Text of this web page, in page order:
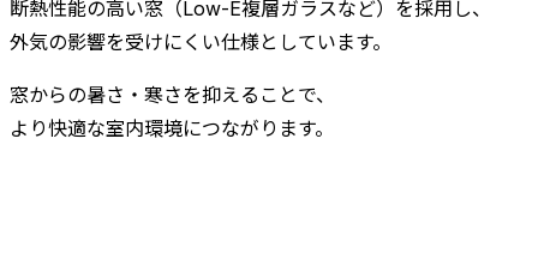
断熱性能の高い窓（Low-E複層ガラスなど）を採用し、
外気の影響を受けにくい仕様としています。
窓からの暑さ・寒さを抑えることで、
より快適な室内環境につながります。